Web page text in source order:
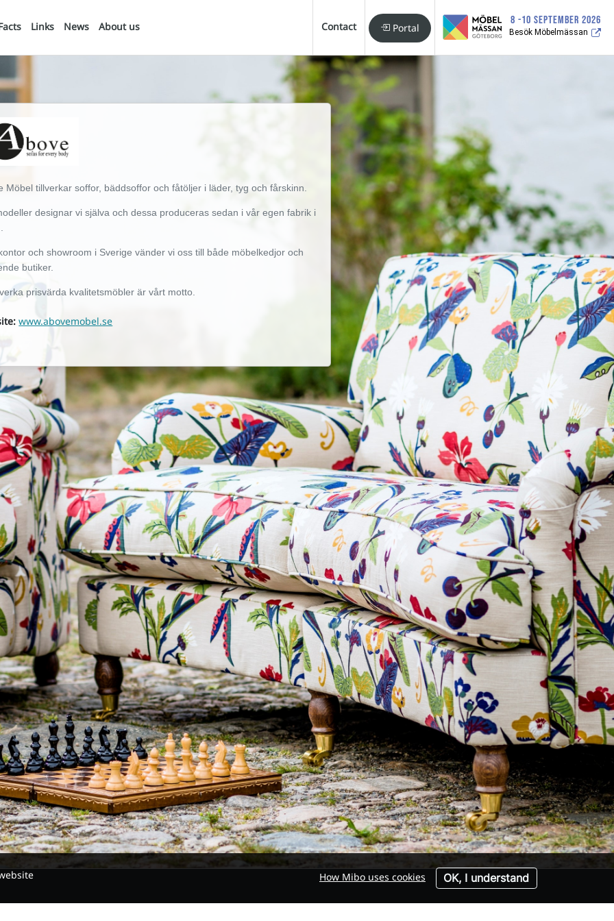
Links News About us Contact Portal
8 -10 SEPTEMBER 2026
Besök Möbelmässan
Möbel tillverkar soffor, bäddsoffor och fåtöljer i läder, tyg och fårskinn.
designar vi själva och dessa produceras sedan i vår egen fabrik i
och showroom i Sverige vänder vi oss till både möbelkedjor och
butiker.
prisvärda kvalitetsmöbler är vårt motto.
www.abovemobel.se
How Mibo uses cookies OK, I understand